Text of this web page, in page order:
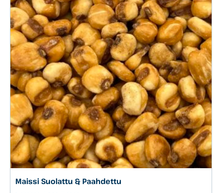
Maissi Suolattu & Paahdettu